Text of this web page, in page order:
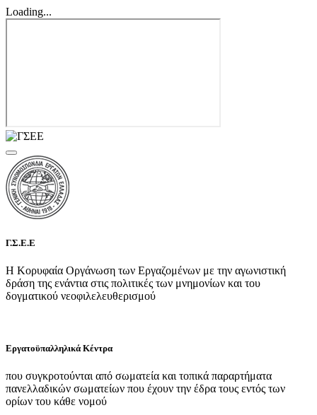
Loading...
Γ.Σ.Ε.Ε
Η Κορυφαία Οργάνωση των Εργαζομένων με την αγωνιστική
δράση της ενάντια στις πολιτικές των μνημονίων και του
δογματικού νεοφιλελευθερισμού
Εργατοϋπαλληλικά Κέντρα
που συγκροτούνται από σωματεία και τοπικά παραρτήματα
πανελλαδικών σωματείων που έχουν την έδρα τους εντός των
ορίων του κάθε νομού